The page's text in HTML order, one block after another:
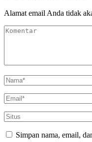
Alamat email Anda tidak
Simpan nama, email,